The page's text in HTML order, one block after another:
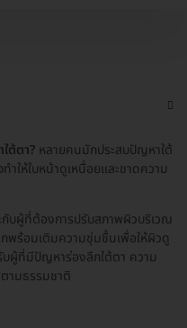
ต้ตา? หลายคนมักประสบปัญหาใต้
ให้ใบหน้าดูเหนื่อยและขาดความ
กับผู้ที่ต้องการปรับสภาพผิวบริเวณ
พร้อมเติมความชุ่มชื้นเพื่อให้ผิวดู
บผู้ที่มีปัญหาร่องลึกใต้ตา ความ
ามธรรมชาติ